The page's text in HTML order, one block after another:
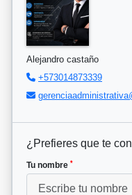
Alejandro castaño
+573014873339
¿Prefieres que te
Tu nombre *